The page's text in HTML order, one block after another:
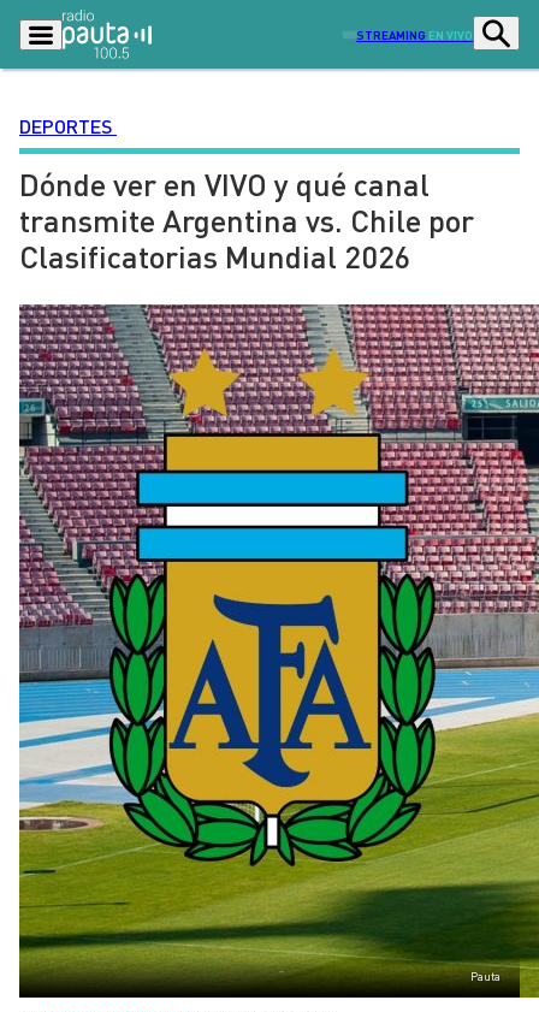
STREAMING EN VIVO
Podcasts Programas
Lo Último Actualidad
Ciudad
Radio en vivo Sostenibilidad
Tendencias Deportes
Entretención y Cultura Opinión
Dato en Pauta Señal 2
Contenido Patrocinado
DEPORTES
Dónde ver en VIVO y qué canal
transmite Argentina vs. Chile por
Clasificatorias Mundial 2026
Pauta